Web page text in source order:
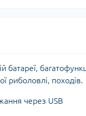
батареї,
риболовлі, походів.
через USB